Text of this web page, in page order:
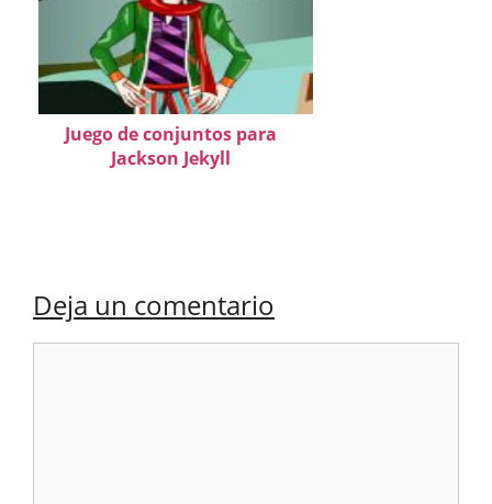
Juego de conjuntos para
Jackson Jekyll
Deja un comentario